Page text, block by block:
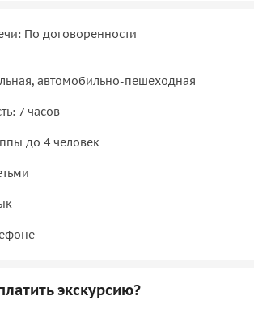
По договоренности
автомобильно-пешеходная
7 часов
до 4 человек
экскурсию?